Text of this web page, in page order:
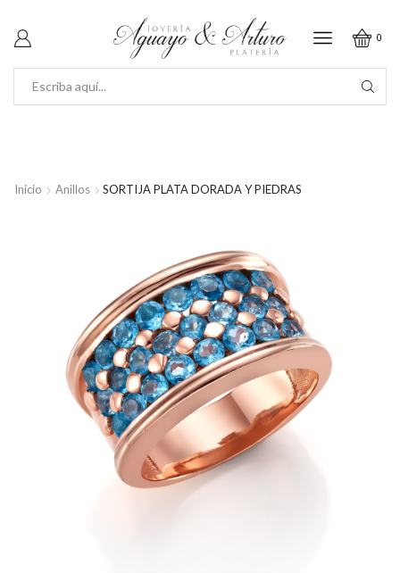
0
Inicio Anillos SORTIJA PLATA DORADA Y PIEDRAS